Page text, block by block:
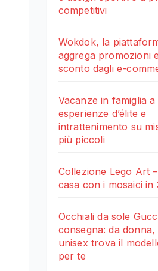
competitivi
Wokdok, la
aggrega promozioni
sconto dagli e-
Vacanze in famiglia
esperienze d’élite e
intrattenimento su
più piccoli
Collezione Lego Art
casa con i mosaici in
Occhiali da sole
consegna: da
unisex trova il
per te